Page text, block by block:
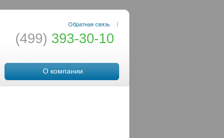
Обратная связь |
(499) 393-30-10
О компании